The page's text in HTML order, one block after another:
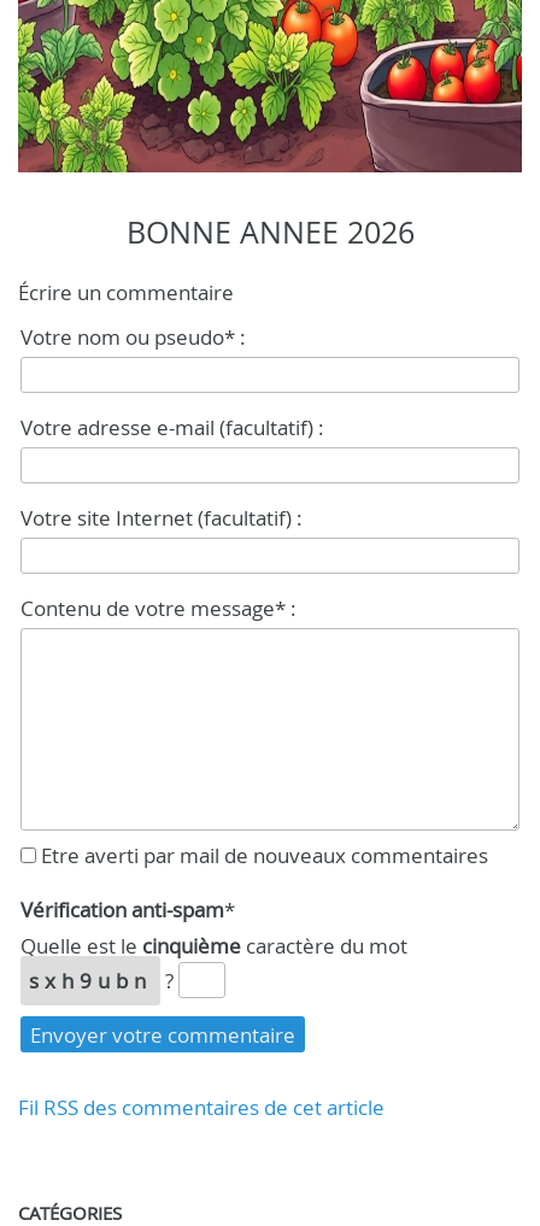
BONNE ANNEE 2026
Écrire un commentaire
Votre nom ou pseudo* :
Votre adresse e-mail (facultatif) :
Votre site Internet (facultatif) :
Contenu de votre message* :
Etre averti par mail de nouveaux commentaires
Vérification anti-spam*
Quelle est le cinquième caractère du mot
sxh9ubn
?
Fil RSS des commentaires de cet article
CATÉGORIES